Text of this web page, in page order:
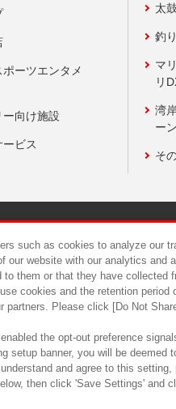
ーツエンタメ
向け施設
ビス
太
釣
マ
リ
湾
ー
そ
食品のご
such as cookies to analyze our
our website with our analytics and
to them or that they have
cookies and the retention
partners. Please click [Do Not
the opt-out preference
setup banner, you will be
and agree to this
then click 'Save Settings' and